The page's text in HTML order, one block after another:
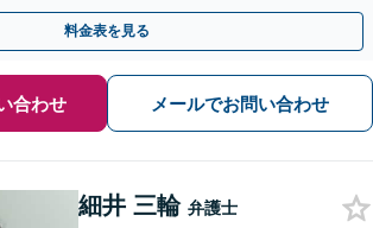
な解決ができるよう尽力します。
料金表を見る
合わせ メールでお問い合わせ
細井 三輪 弁護士